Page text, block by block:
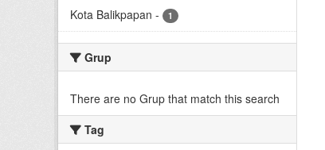
Kota Balikpapan - 1
Grup
There are no Grup that match this search
Tag